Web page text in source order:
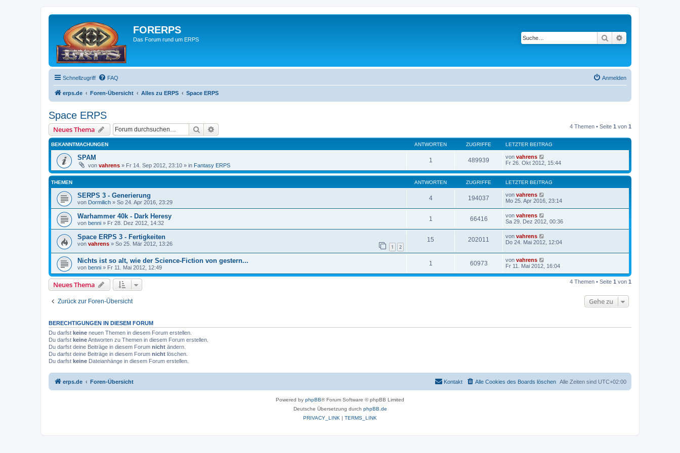
FORERPS
Das Forum rund um ERPS Suche
Schnellzugriff FAQ Anmelden
erps.de Foren-Übersicht Alles zu ERPS Space ERPS
Space ERPS
Neues Thema Suche 4 Themen • Seite 1 von 1
BEKANNTMACHUNGEN ANTWORTEN ZUGRIFFE LETZTER BEITRAG
SPAM
von vahrens » Fr 14. Sep 2012, 23:10 » in Fantasy ERPS
1 489939 von vahrens
Fr 26. Okt 2012, 15:44
THEMEN ANTWORTEN ZUGRIFFE LETZTER BEITRAG
SERPS 3 - Generierung
von Dormilich » So 24. Apr 2016, 23:29
4 194037 von vahrens
Mo 25. Apr 2016, 23:14
Warhammer 40k - Dark Heresy
von benni » Fr 28. Dez 2012, 14:32
1 66416 von vahrens
Sa 29. Dez 2012, 00:36
Space ERPS 3 - Fertigkeiten
von vahrens » So 25. Mär 2012, 13:26 1 2
15 202011 von vahrens
Do 24. Mai 2012, 12:04
Nichts ist so alt, wie der Science-Fiction von gestern...
von benni » Fr 11. Mai 2012, 12:49
1 60973 von vahrens
Fr 11. Mai 2012, 16:04
Neues Thema 4 Themen • Seite 1 von 1
Zurück zur Foren-Übersicht Gehe zu
BERECHTIGUNGEN IN DIESEM FORUM
Du darfst keine neuen Themen in diesem Forum erstellen.
Du darfst keineAntworten zu Themen in diesem Forum erstellen.
Du darfst deine Beiträge in diesem Forum nicht ändern.
Du darfst deine Beiträge in diesem Forum nicht löschen.
Du darfst keine Dateianhänge in diesem Forum erstellen.
erps.de Foren-Übersicht Alle Zeiten sind UTC+02:00
Alle Cookies des Boards löschen
Kontakt
Powered by phpBB® Forum Software © phpBB Limited
Deutsche Übersetzung durch phpBB.de
PRIVACY_LINK | TERMS_LINK